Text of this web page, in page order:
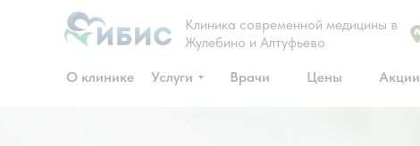
Клиника современной медицины в
Жулебино и Алтуфьево
О клинике Услуги Врачи Цены Акции